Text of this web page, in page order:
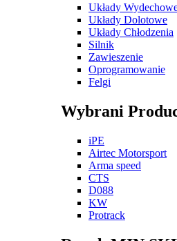
Układy
Układy Dolotowe
Układy Chłodzenia
Silnik
Zawieszenie
Oprogramowanie
Felgi
Wybrani
iPE
Airtec Motorsport
Arma speed
CTS
D088
KW
Protrack